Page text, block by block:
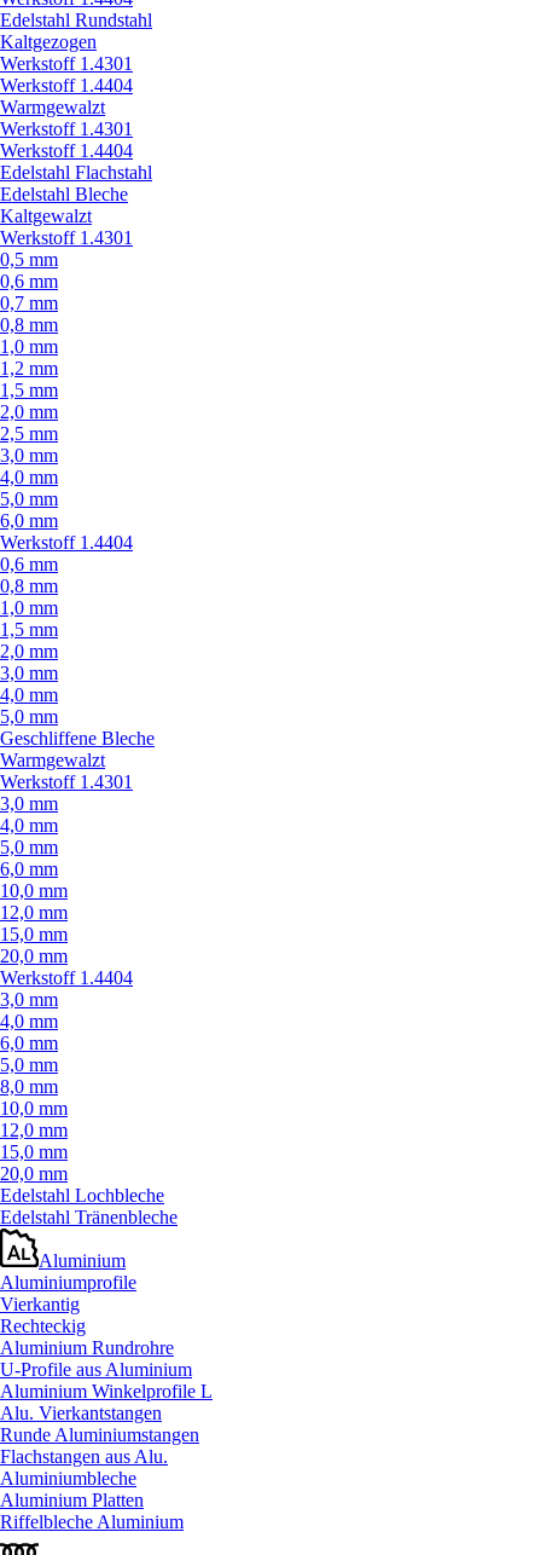
Edelstahl Rundstahl
Kaltgezogen
Werkstoff 1.4301
Werkstoff 1.4404
Warmgewalzt
Werkstoff 1.4301
Werkstoff 1.4404
Edelstahl Flachstahl
Edelstahl Bleche
Kaltgewalzt
Werkstoff 1.4301
0,5 mm
0,6 mm
0,7 mm
0,8 mm
1,0 mm
1,2 mm
1,5 mm
2,0 mm
2,5 mm
3,0 mm
4,0 mm
5,0 mm
6,0 mm
Werkstoff 1.4404
0,6 mm
0,8 mm
1,0 mm
1,5 mm
2,0 mm
3,0 mm
4,0 mm
5,0 mm
Geschliffene Bleche
Warmgewalzt
Werkstoff 1.4301
3,0 mm
4,0 mm
5,0 mm
6,0 mm
10,0 mm
12,0 mm
15,0 mm
20,0 mm
Werkstoff 1.4404
3,0 mm
4,0 mm
6,0 mm
5,0 mm
8,0 mm
10,0 mm
12,0 mm
15,0 mm
20,0 mm
Edelstahl Lochbleche
Edelstahl Tränenbleche
Aluminium
Aluminiumprofile
Vierkantig
Rechteckig
Aluminium Rundrohre
U-Profile aus Aluminium
Aluminium Winkelprofile L
Alu. Vierkantstangen
Runde Aluminiumstangen
Flachstangen aus Alu.
Aluminiumbleche
Aluminium Platten
Riffelbleche Aluminium